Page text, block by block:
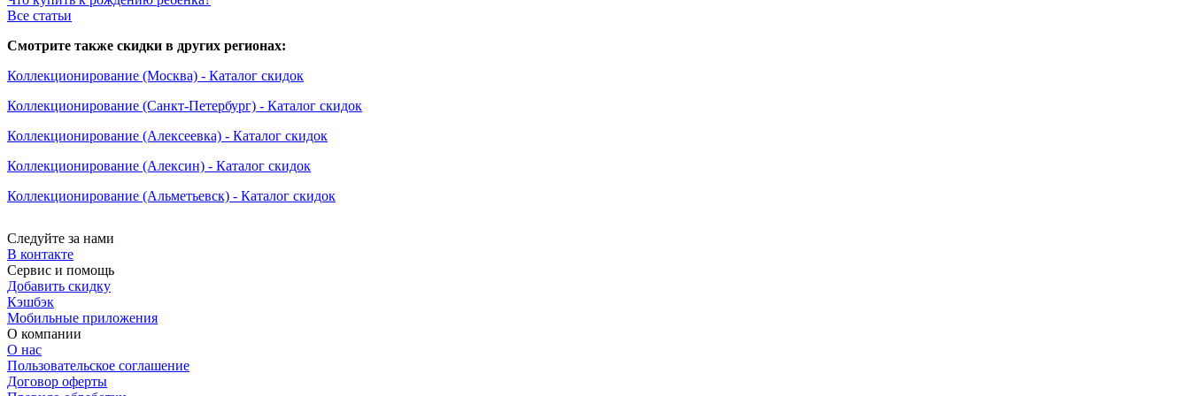
Все статьи
Смотрите также скидки в других регионах:
Коллекционирование (Москва) - Каталог скидок
Коллекционирование (Санкт-Петербург) - Каталог скидок
Коллекционирование (Алексеевка) - Каталог скидок
Коллекционирование (Алексин) - Каталог скидок
Коллекционирование (Альметьевск) - Каталог скидок
Следуйте за нами
В контакте
Сервис и помощь
Добавить скидку
Кэшбэк
Мобильные приложения
О компании
О нас
Пользовательское соглашение
Договор оферты